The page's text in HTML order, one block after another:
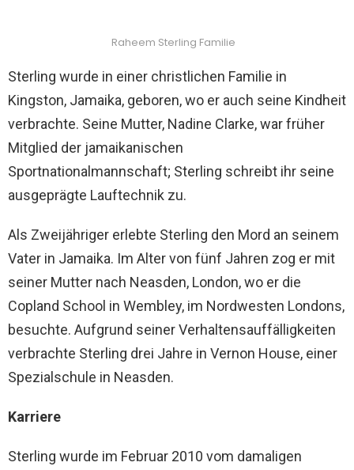
Raheem Sterling Familie
Sterling wurde in einer christlichen Familie in
Kingston, Jamaika, geboren, wo er auch seine Kindheit
verbrachte. Seine Mutter, Nadine Clarke, war früher
Mitglied der jamaikanischen
Sportnationalmannschaft; Sterling schreibt ihr seine
ausgeprägte Lauftechnik zu.
Als Zweijähriger erlebte Sterling den Mord an seinem
Vater in Jamaika. Im Alter von fünf Jahren zog er mit
seiner Mutter nach Neasden, London, wo er die
Copland School in Wembley, im Nordwesten Londons,
besuchte. Aufgrund seiner Verhaltensauffälligkeiten
verbrachte Sterling drei Jahre in Vernon House, einer
Spezialschule in Neasden.
Karriere
Sterling wurde im Februar 2010 vom damaligen